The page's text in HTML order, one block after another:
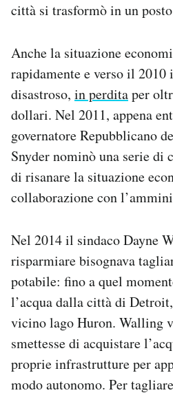
città si trasformò in un
Anche la situazione
rapidamente e verso il
disastroso, in perditaper
dollari. Nel 2011, appena
governatore Repubblicano
Snyder nominò una serie
di risanare la situazione
collaborazione con
Nel 2014 il sindaco Dayne
risparmiare bisognava
potabile: fino a quel
l’acqua dalla città di
vicino lago Huron. Walling
smettesse di acquistare
proprie infrastrutture per
modo autonomo. Per